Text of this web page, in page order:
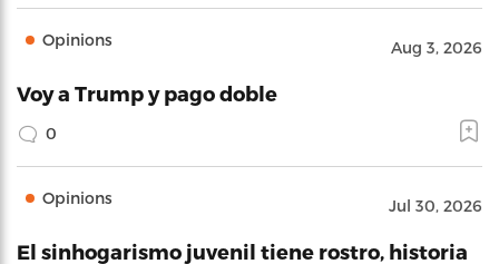
Opinions Aug 3, 2026
Voy a Trump y pago doble
0
Opinions Jul 30, 2026
El sinhogarismo juvenil tiene rostro, historia